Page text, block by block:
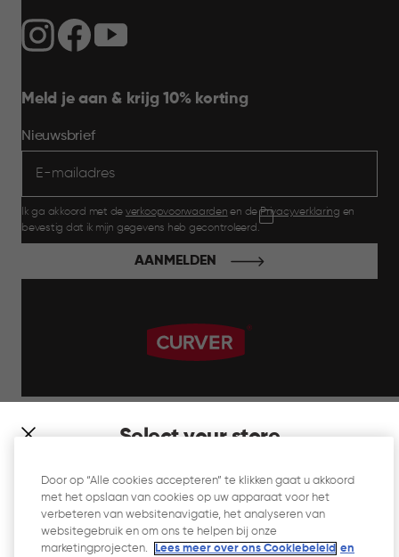
Select your store
which store would you like to shop?
Meld je aan & krijg 10% korting
Nieuwsbrief
Ik ga akkoord met de verkoopvoorwaarden en dePrivacyverklaring en
bevestig dat ik mijn gegevens heb gecontroleerd.
AANMELDEN
Website Gebruiksvoorwaarden
Privacyverklaring
Door op “Alle cookies accepteren” te klikken gaat u akkoord
met het opslaan van cookies op uw apparaat voor het
verbeteren van websitenavigatie, het analyseren van
websitegebruik en om ons te helpen bij onze
marketingprojecten.
Lees meer over ons Cookiebeleid en